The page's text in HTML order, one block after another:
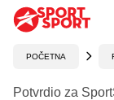
POČETNA
Potvrdio za